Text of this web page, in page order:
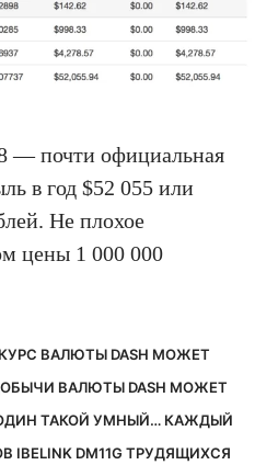
— почти официальная
в год $52 055 или
Не плохое
цены 1 000 000
ВАЛЮТЫ DASH МОЖЕТ
ВАЛЮТЫ DASH МОЖЕТ
ТАКОЙ УМНЫЙ… КАЖДЫЙ
DM11G ТРУДЯЩИХСЯ